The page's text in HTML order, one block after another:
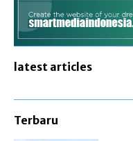
latest articles
Terbaru